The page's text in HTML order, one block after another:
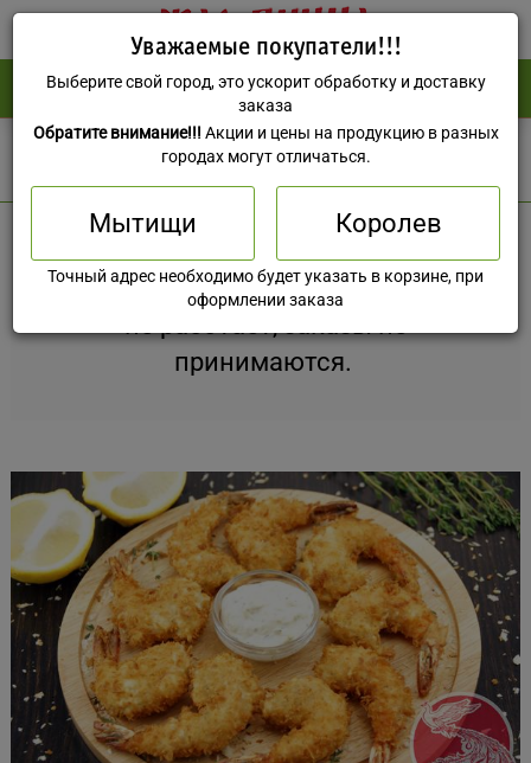
Уважаемые покупатели!!!
Выберите свой город, это ускорит обработку и доставку
заказа
Обратите внимание!!! Акции и цены на продукцию в разных
городах могут отличаться.
Мытищи Королев
Точный адрес необходимо будет указать в корзине, при
оформлении заказа
(495) 588-73-37 0 руб
Мытищи
К сожалению, в данное время кухня
не работает, заказы не
принимаются.